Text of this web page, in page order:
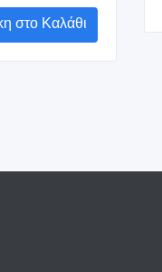
στο Καλάθι